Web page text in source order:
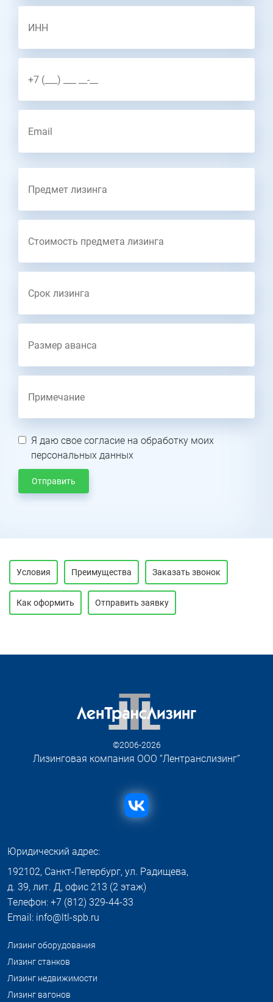
Я даю свое согласие на обработку моих
персональных данных
Отправить
Условия Преимущества Заказать звонок
Как оформить Отправить заявку
©2006-2026
Лизинговая компания ООО “Лентранслизинг”
Юридический адрес:
192102, Санкт-Петербург, ул. Радищева,
д. 39, лит. Д, офис 213 (2 этаж)
Телефон: +7 (812) 329-44-33
Email: info@ltl-spb.ru
Лизинг оборудования
Лизинг станков
Лизинг недвижимости
Лизинг вагонов